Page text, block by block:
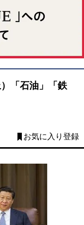
「石油」「鉄
お気に入り登録